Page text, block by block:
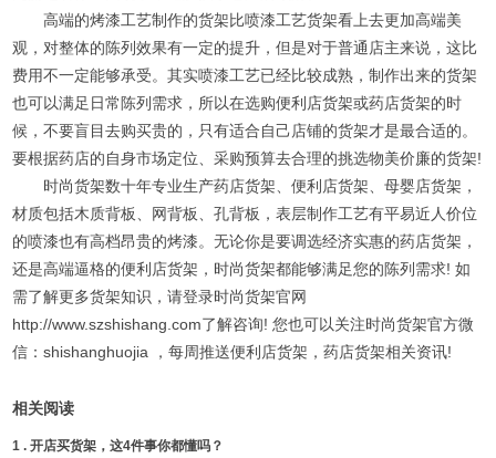
高端的烤漆工艺制作的货架比喷漆工艺货架看上去更加高端美
观，对整体的陈列效果有一定的提升，但是对于普通店主来说，这比
费用不一定能够承受。其实喷漆工艺已经比较成熟，制作出来的货架
也可以满足日常陈列需求，所以在选购便利店货架或药店货架的时
候，不要盲目去购买贵的，只有适合自己店铺的货架才是最合适的。
要根据药店的自身市场定位、采购预算去合理的挑选物美价廉的货架!
时尚货架数十年专业生产药店货架、便利店货架 、母婴店货架，
材质包括木质背板、网背板、孔背板，表层制作工艺有平易近人价位
的喷漆也有高档昂贵的烤漆。无论你是要调选经济实惠的药店货架，
还是高端逼格的便利店货架，时尚货架都能够满足您的陈列需求! 如
需了解更多货架知识，请登录时尚货架官网
http://www.szshishang.com了解咨询! 您也可以关注时尚货架官方微
信：shishanghuojia ，每周推送便利店货架，药店货架相关资讯!
相关阅读
1 .开店买货架，这4件事你都懂吗？